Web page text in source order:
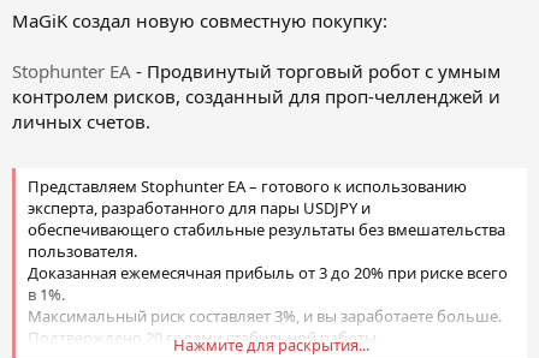
MaGiK создал новую совместную покупку:
Stophunter EA - Продвинутый торговый робот с умным
контролем рисков, созданный для проп-челленджей и
личных счетов.
Представляем Stophunter EA – готового к использованию
эксперта, разработанного для пары USDJPY и
обеспечивающего стабильные результаты без вмешательства
пользователя.
Доказанная ежемесячная прибыль от 3 до 20% при риске всего
в 1%.
Максимальный риск составляет 3%, и вы заработаете больше.
Подтверждено 20 годами стабильной работы.
Нажмите для раскрытия...